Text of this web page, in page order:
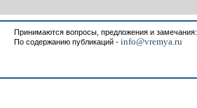
Принимаются вопросы, предложения и замечания:
По содержанию публикаций - info@vremya.ru